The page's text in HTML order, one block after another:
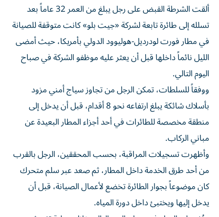
ألقت الشرطة القبض على رجل يبلغ من العمر 32 عاماً بعد
تسلله إلى طائرة تابعة لشركة «جيت بلو» كانت متوقفة للصيانة
في مطار فورت لودرديل-هوليوود الدولي بأمريكا، حيث أمضى
الليل نائماً داخلها قبل أن يعثر عليه موظفو الشركة في صباح
اليوم التالي.
ووفقاً للسلطات، تمكن الرجل من تجاوز سياج أمني مزود
بأسلاك شائكة يبلغ ارتفاعه نحو 8 أقدام، قبل أن يدخل إلى
منطقة مخصصة للطائرات في أحد أجزاء المطار البعيدة عن
مباني الركاب.
وأظهرت تسجيلات المراقبة، بحسب المحققين، الرجل بالقرب
من أحد طرق الخدمة داخل المطار، ثم صعد عبر سلم متحرك
كان موضوعاً بجوار الطائرة تخضع لأعمال الصيانة، قبل أن
يدخل إليها ويختبئ داخل دورة المياه.